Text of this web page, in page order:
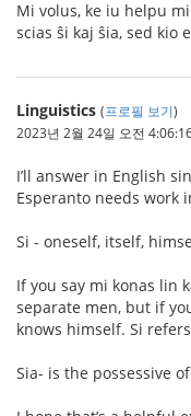
Mi volus, ke iu helpu
scias ŝi kaj ŝia, sed kio
Linguistics (프로필 보기)
2023년 2월 24일 오전
I’ll answer in English
Esperanto needs work
Si - oneself, itself,
If you say mi konas lin
separate men, but if
knows himself. Si
Sia- is the possessive of